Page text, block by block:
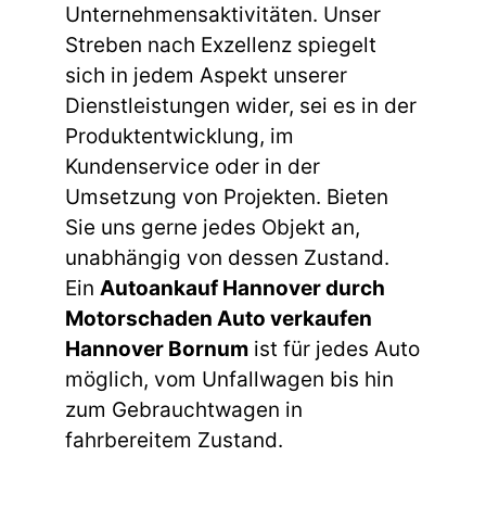
Unternehmensaktivitäten. Unser
Streben nach Exzellenz spiegelt
sich in jedem Aspekt unserer
Dienstleistungen wider, sei es in der
Produktentwicklung, im
Kundenservice oder in der
Umsetzung von Projekten. Bieten
Sie uns gerne jedes Objekt an,
unabhängig von dessen Zustand.
Ein Autoankauf Hannover durch
Motorschaden Auto verkaufen
Hannover Bornum ist für jedes Auto
möglich, vom Unfallwagen bis hin
zum Gebrauchtwagen in
fahrbereitem Zustand.